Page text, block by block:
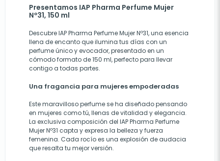
Presentamos IAP Pharma Perfume Mujer
Nº31, 150 ml
Descubre IAP Pharma Perfume Mujer Nº31, una esencia
llena de encanto que ilumina tus días con un
perfume único y evocador, presentado en un
cómodo formato de 150 ml, perfecto para llevar
contigo a todas partes.
Una fragancia para mujeres empoderadas
Este maravilloso perfume se ha diseñado pensando
en mujeres como tú, llenas de vitalidad y elegancia.
La exclusiva composición del IAP Pharma Perfume
Mujer Nº31 capta y expresa la belleza y fuerza
femenina. Cada rocío es una explosión de audacia
que resalta tu mejor versión.